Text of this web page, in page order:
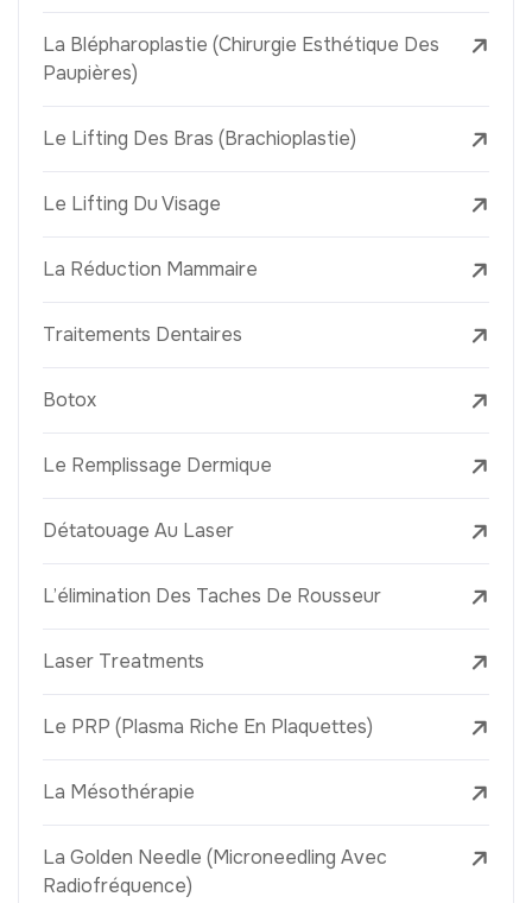
La Blépharoplastie (Chirurgie Esthétique Des
Paupières)
Le Lifting Des Bras (Brachioplastie)
Le Lifting Du Visage
La Réduction Mammaire
Traitements Dentaires
Botox
Le Remplissage Dermique
Détatouage Au Laser
L’élimination Des Taches De Rousseur
Laser Treatments
Le PRP (Plasma Riche En Plaquettes)
La Mésothérapie
La Golden Needle (Microneedling Avec
Radiofréquence)